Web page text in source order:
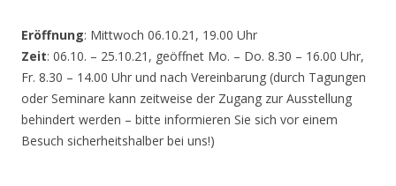
Eröffnung: Mittwoch 06.10.21, 19.00 Uhr
Zeit: 06.10. – 25.10.21, geöffnet Mo. – Do. 8.30 – 16.00 Uhr,
Fr. 8.30 – 14.00 Uhr und nach Vereinbarung (durch Tagungen
oder Seminare kann zeitweise der Zugang zur Ausstellung
behindert werden – bitte informieren Sie sich vor einem
Besuch sicherheitshalber bei uns!)